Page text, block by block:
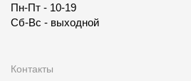
Пн-Пт - 10-19
Сб-Вс - выходной
Контакты